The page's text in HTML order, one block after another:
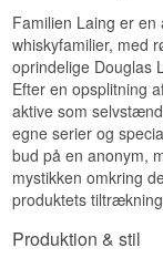
Familien Laing er
whiskyfamilier, med
oprindelige Douglas
Efter en opsplitning
aktive som
egne serier og
bud på en anonym,
mystikken omkring
produktets
Produktion & stil